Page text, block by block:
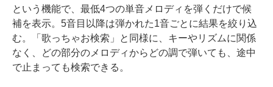
という機能で、最低4つの単音メロディを弾くだけで候
補を表示。5音目以降は弾かれた1音ごとに結果を絞り込
む。「歌っちゃお検索」と同様に、キーやリズムに関係
なく、どの部分のメロディからどの調で弾いても、途中
で止まっても検索できる。